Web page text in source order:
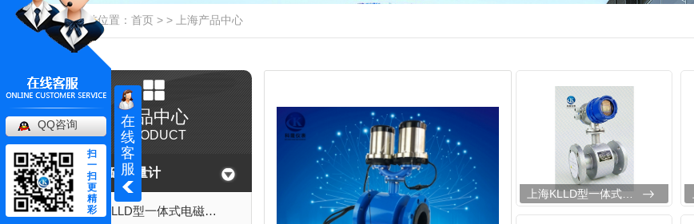
当前位置： 首页 > > 上海产品中心
产品中心
PRODUCT
上海电磁流量计
上海KLLD型一体式电磁流量计
上海KLLD型一体式电磁流量计
在
线
客
服
QQ咨询
扫
一
扫
更
精
彩